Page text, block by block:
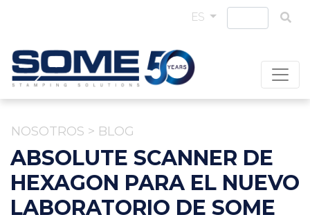
ES
NOSOTROS > BLOG
ABSOLUTE SCANNER DE
HEXAGON PARA EL NUEVO
LABORATORIO DE SOME